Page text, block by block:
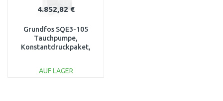
4.852,82 €
Grundfos SQE3-105
Tauchpumpe,
Konstantdruckpaket,
AUF LAGER